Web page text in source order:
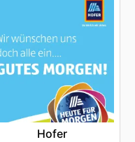
Hofer